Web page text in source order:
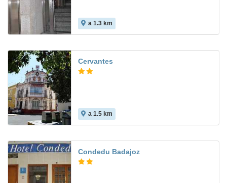
a 1.3 km
Cervantes
a 1.5 km
Condedu Badajoz